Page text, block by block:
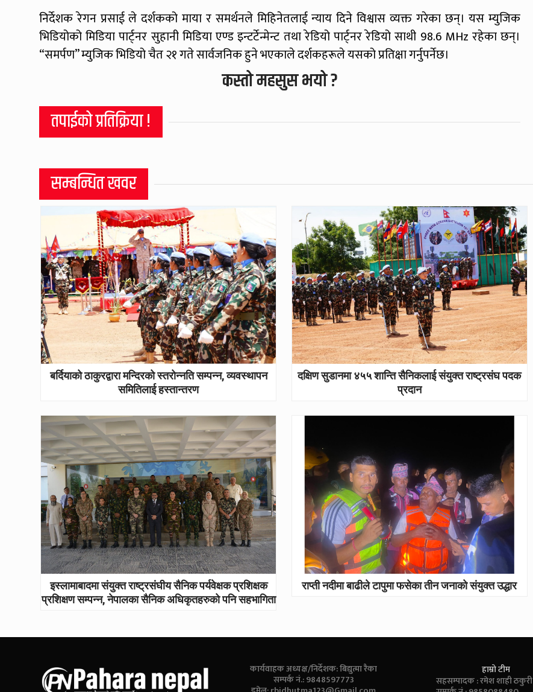
निर्देशक रेगन प्रसाई ले दर्शकको माया र समर्थनले मिहिनेतलाई न्याय दिने विश्वास व्यक्त गरेका छन्। यस म्युजिक
भिडियोको मिडिया पार्ट्नर सुहानी मिडिया एण्ड इन्टर्टेन्मेन्ट तथा रेडियो पार्ट्नर रेडियो साथी 98.6 MHz रहेका छन्।
“समर्पण” म्युजिक भिडियो चैत २१ गते सार्वजनिक हुने भएकाले दर्शकहरूले यसको प्रतिक्षा गर्नुपर्नेछ।
कस्तो महसुस भयो ?
तपाईको प्रतिक्रिया !
सम्बन्धित खवर
बर्दियाको ठाकुरद्वारा मन्दिरको स्तरोन्नति सम्पन्न, व्यवस्थापन
समितिलाई हस्तान्तरण
दक्षिण सुडानमा ४५५ शान्ति सैनिकलाई संयुक्त राष्ट्रसंघ पदक
प्रदान
इस्लामाबादमा संयुक्त राष्ट्रसंघीय सैनिक पर्यवेक्षक प्रशिक्षक
प्रशिक्षण सम्पन्न, नेपालका सैनिक अधिकृतहरुको पनि सहभागिता
राप्ती नदीमा बाढीले टापुमा फसेका तीन जनाको संयुक्त उद्धार
कार्यवाहक अध्यक्ष/निर्देशक: बिद्युत्मा रैका
सम्पर्क नं.: 9848597773
हाम्रो टीम
सहसम्पादक : रमेश शाही ठकुरी